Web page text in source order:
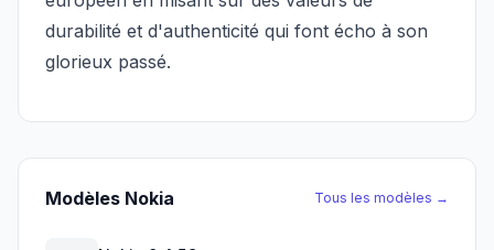
durabilité et d'authenticité qui font écho à son
glorieux passé.
Modèles Nokia Tous les modèles →